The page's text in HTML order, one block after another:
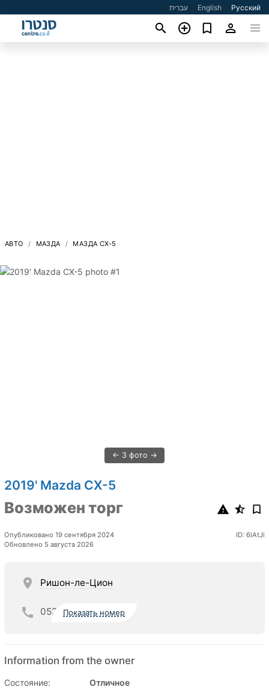
עברית English Русский
АВТО МАЗДА МАЗДА CX-5
3 фото
2019' Mazda CX-5
Возможен торг
Опубликовано 19 сентября 2024
Обновлено 5 августа 2026
ID: 6lAtJi
Ришон-ле-Цион
052 Показать номер
Information from the owner
Состояние:
Отличное